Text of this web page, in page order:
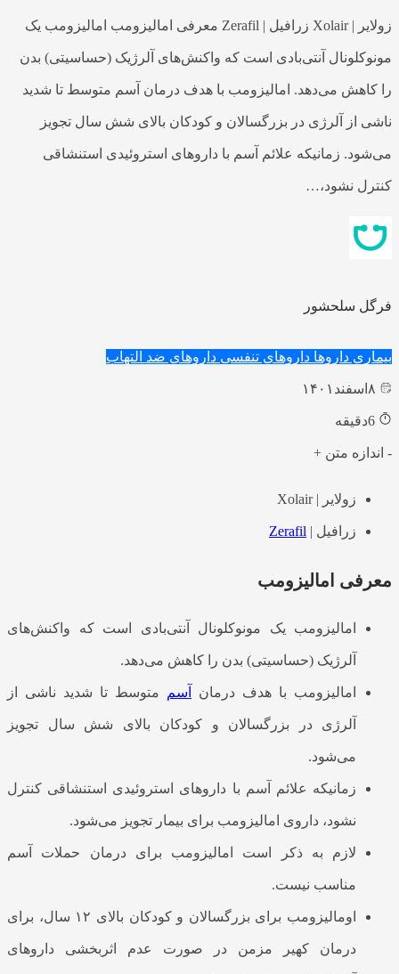
زولایر | Xolair زرافیل | Zerafil معرفی امالیزومب امالیزومب یک
مونوکلونال آنتی‌بادی است که واکنش‌های آلرژیک (حساسیتی) بدن
را کاهش می‌دهد. امالیزومب با هدف درمان آسم متوسط تا شدید
ناشی از آلرژی در بزرگسالان و کودکان بالای شش سال تجویز
می‌شود. زمانیکه علائم آسم با داروهای استروئیدی استنشاقی
کنترل نشود،…
فرگل سلحشور
بیماری داروها داروهای تنفسی داروهای ضد التهاب
اسفند ۱۴۰۱
دقیقه
- اندازه متن +
زولایر | Xolair
زرافیل | Zerafil
معرفی امالیزومب
امالیزومب یک مونوکلونال آنتی‌بادی است که واکنش‌های
آلرژیک (حساسیتی) بدن را کاهش می‌دهد.
امالیزومب با هدف درمان آسم متوسط تا شدید ناشی از
آلرژی در بزرگسالان و کودکان بالای شش سال تجویز
می‌شود.
زمانیکه علائم آسم با داروهای استروئیدی استنشاقی کنترل
نشود، داروی امالیزومب برای بیمار تجویز می‌شود.
لازم به ذکر است امالیزومب برای درمان حملات آسم
مناسب نیست.
اومالیزومب برای بزرگسالان و کودکان بالای ۱۲ سال، برای
درمان کهیر مزمن در صورت عدم اثربخشی داروهای